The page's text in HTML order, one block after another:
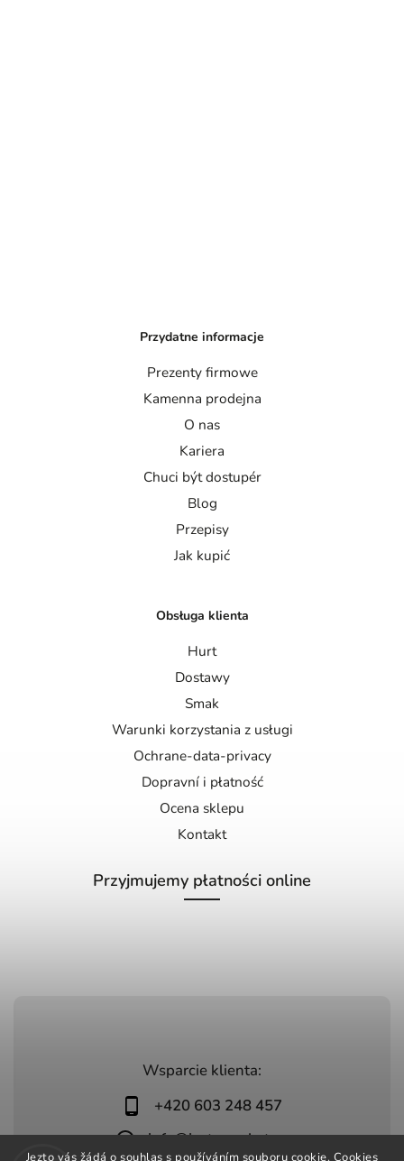
Jezto vás žádá o souhlas s používáním souboru cookie. Cookies
Wsparcie klienta:
+420 603 248 457
info@jeztomarket.cz
Przydatne informacje
Prezenty firmowe
Kamenna prodejna
O nas
Kariera
Chuci být dostupér
Blog
Przepisy
Jak kupić
Obsługa klienta
Hurt
Dostawy
Smak
Warunki korzystania z usługi
Ochrane-data-privacy
Dopravní i płatność
Ocena sklepu
Kontakt
Przyjmujemy płatności online